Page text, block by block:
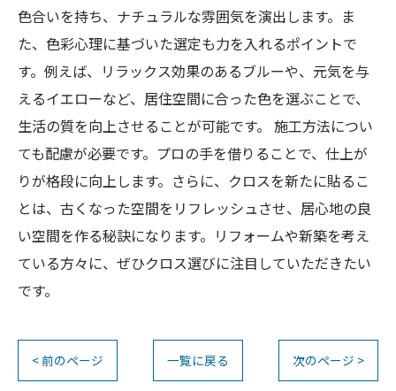
色合いを持ち、ナチュラルな雰囲気を演出します。ま
た、色彩心理に基づいた選定も力を入れるポイントで
す。例えば、リラックス効果のあるブルーや、元気を与
えるイエローなど、居住空間に合った色を選ぶことで、
生活の質を向上させることが可能です。 施工方法につい
ても配慮が必要です。プロの手を借りることで、仕上が
りが格段に向上します。さらに、クロスを新たに貼るこ
とは、古くなった空間をリフレッシュさせ、居心地の良
い空間を作る秘訣になります。リフォームや新築を考え
ている方々に、ぜひクロス選びに注目していただきたい
です。
< 前のページ 一覧に戻る 次のページ >